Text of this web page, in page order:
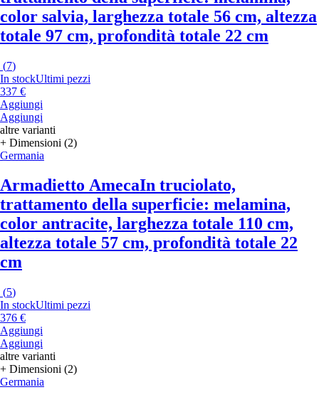
color salvia, larghezza totale 56 cm, altezza
totale 97 cm, profondità totale 22 cm
(7)
In stockUltimi pezzi
337 €
Aggiungi
Aggiungi
altre varianti
+ Dimensioni (2)
Germania
Armadietto AmecaIn truciolato,
trattamento della superficie: melamina,
color antracite, larghezza totale 110 cm,
altezza totale 57 cm, profondità totale 22
cm
(5)
In stockUltimi pezzi
376 €
Aggiungi
Aggiungi
altre varianti
+ Dimensioni (2)
Germania